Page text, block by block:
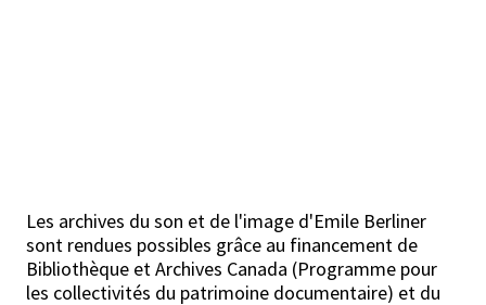
Les archives du son et de l'image d'Emile Berliner
sont rendues possibles grâce au financement de
Bibliothèque et Archives Canada (Programme pour
les collectivités du patrimoine documentaire) et du